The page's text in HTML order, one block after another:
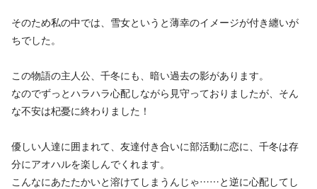
そのため私の中では、雪女というと薄幸のイメージが付き纏いが
ちでした。
この物語の主人公、千冬にも、暗い過去の影があります。
なのでずっとハラハラ心配しながら見守っておりましたが、そん
な不安は杞憂に終わりました！
優しい人達に囲まれて、友達付き合いに部活動に恋に、千冬は存
分にアオハルを楽しんでくれます。
こんなにあたたかいと溶けてしまうんじゃ……と逆に心配してし